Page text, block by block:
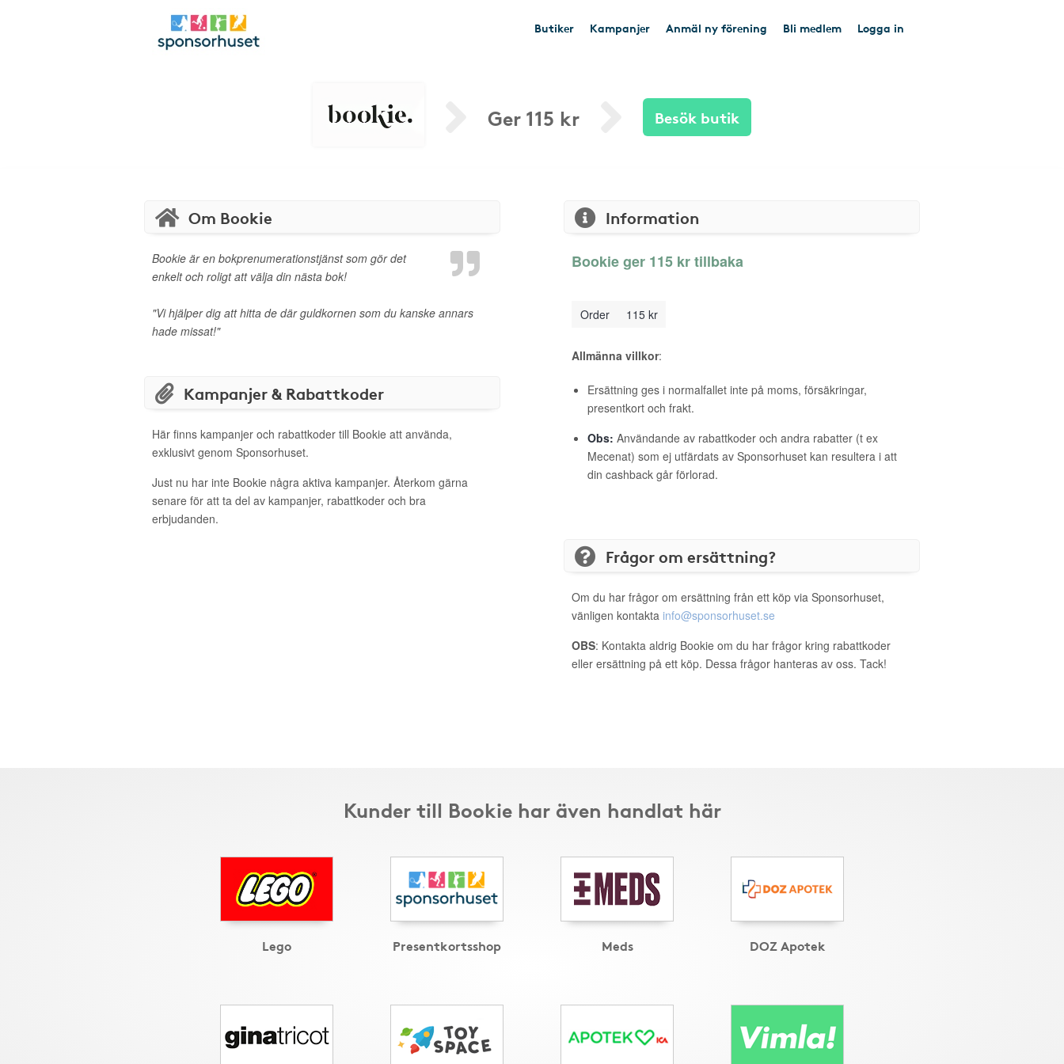
Butiker Kampanjer Anmäl ny förening Bli medlem Logga in
Ger 115 kr Besök butik
Om Bookie
Bookie är en bokprenumerationstjänst som gör det
enkelt och roligt att välja din nästa bok!
"Vi hjälper dig att hitta de där guldkornen som du kanske annars
hade missat!"
Kampanjer & Rabattkoder
Här finns kampanjer och rabattkoder till Bookie att använda,
exklusivt genom Sponsorhuset.
Just nu har inte Bookie några aktiva kampanjer. Återkom gärna
senare för att ta del av kampanjer, rabattkoder och bra
erbjudanden.
Information
Bookie ger 115 kr tillbaka
Order 115 kr
Allmänna villkor:
Ersättning ges i normalfallet inte på moms, försäkringar,
presentkort och frakt.
Obs: Användande av rabattkoder och andra rabatter (t ex
Mecenat) som ej utfärdats av Sponsorhuset kan resultera i att
din cashback går förlorad.
Frågor om ersättning?
Om du har frågor om ersättning från ett köp via Sponsorhuset,
vänligen kontakta info@sponsorhuset.se
OBS: Kontakta aldrig Bookie om du har frågor kring rabattkoder
eller ersättning på ett köp. Dessa frågor hanteras av oss. Tack!
Kunder till Bookie har även handlat här
Lego Presentkortsshop Meds DOZ Apotek